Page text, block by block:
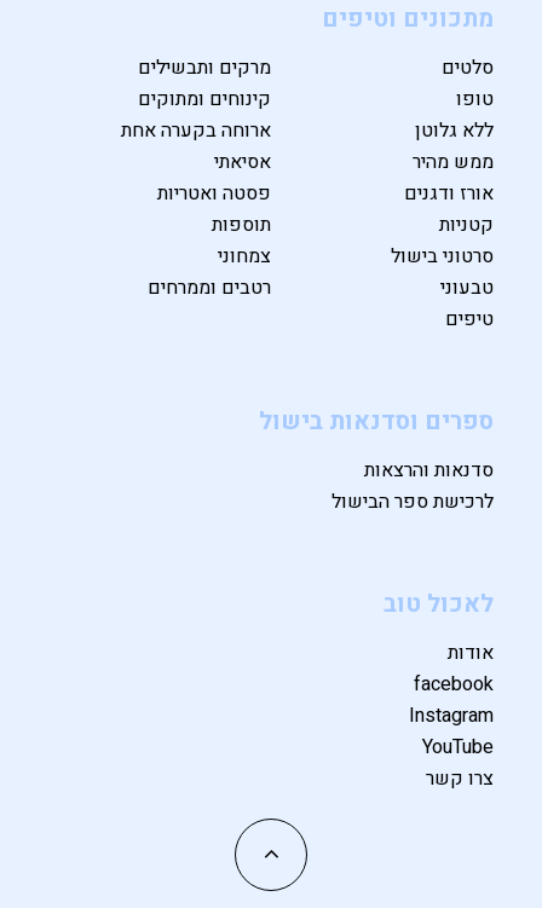
מתכונים וטיפים
סלטים
מרקים ותבשילים
טופו
קינוחים ומתוקים
ללא גלוטן
ארוחה בקערה אחת
ממש מהיר
אסיאתי
אורז ודגנים
פסטה ואטריות
קטניות
תוספות
סרטוני בישול
צמחוני
טבעוני
רטבים וממרחים
טיפים
ספרים וסדנאות בישול
סדנאות והרצאות
לרכישת ספר הבישול
לאכול טוב
אודות
facebook
Instagram
YouTube
צרו קשר